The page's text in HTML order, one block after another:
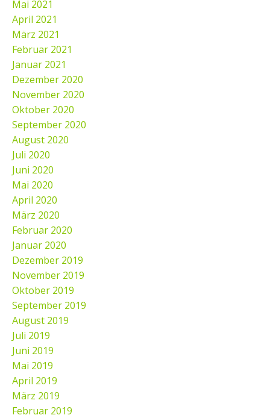
Mai 2021
April 2021
März 2021
Februar 2021
Januar 2021
Dezember 2020
November 2020
Oktober 2020
September 2020
August 2020
Juli 2020
Juni 2020
Mai 2020
April 2020
März 2020
Februar 2020
Januar 2020
Dezember 2019
November 2019
Oktober 2019
September 2019
August 2019
Juli 2019
Juni 2019
Mai 2019
April 2019
März 2019
Februar 2019